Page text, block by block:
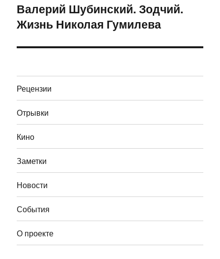
Следующая
запись:
Валерий Шубинский. Зодчий.
Жизнь Николая Гумилева
Рецензии
Отрывки
Кино
Заметки
Новости
События
О проекте